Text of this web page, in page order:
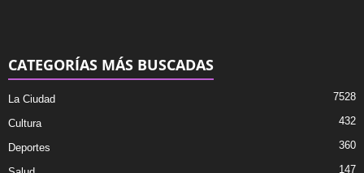
CATEGORÍAS MÁS BUSCADAS
La Ciudad 7528
Cultura 432
Deportes 360
147